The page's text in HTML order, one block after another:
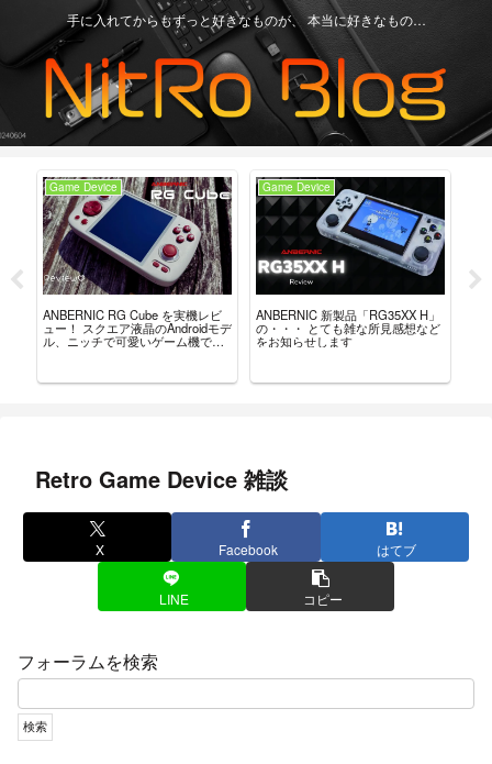
手に入れてからもずっと好きなものが、 本当に好きなもの…
Game Device
ANBERNIC RG Cube を実機レビ
ュー！ スクエア液晶のAndroidモデ
ル、ニッチで可愛いゲーム機で
Game Device
ANBERNIC 新製品「RG35XX H」
の・・・ とても雑な所見感想など
をお知らせします
Retro Game Device 雑談
X Facebook はてブ
LINE コピー
フォーラムを検索